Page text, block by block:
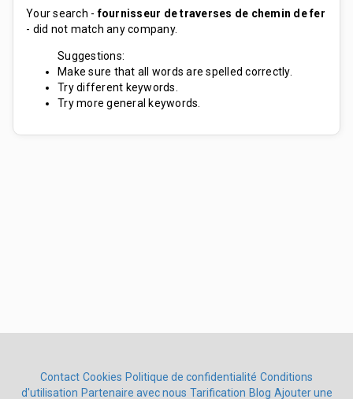
Your search -fournisseur de traverses de chemin de fer
- did not match any company.
Suggestions:
Make sure that all words are spelled correctly.
Try different keywords.
Try more general keywords.
Contact Cookies Politique de confidentialité Conditions
d'utilisation Partenaire avec nous Tarification Blog Ajouter une